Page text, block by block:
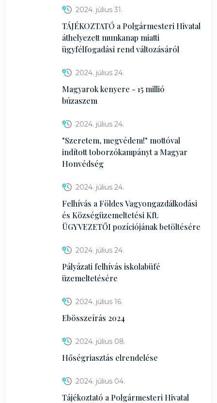
2024. július 31.
TÁJÉKOZTATÓ a Polgármesteri Hivatal
áthelyezett munkanap miatti
ügyfélfogadási rend változásáról
2024. július 24.
Magyarok kenyere - 15 millió
búzaszem
2024. július 24.
"Szeretem, megvédem!" mottóval
indított toborzókampányt a Magyar
Honvédség
2024. július 24.
Felhívás a Földes Vagyongazdálkodási
és Községüzemeltetési Kft.
ÜGYVEZETŐI pozíciójának betöltésére
2024. július 24.
Pályázati felhívás iskolabüfé
üzemeltetésére
2024. július 16.
Ebösszeírás 2024
2024. július 08.
Hőségriasztás elrendelése
2024. július 04.
Tájékoztató a Polgármesteri Hivatal